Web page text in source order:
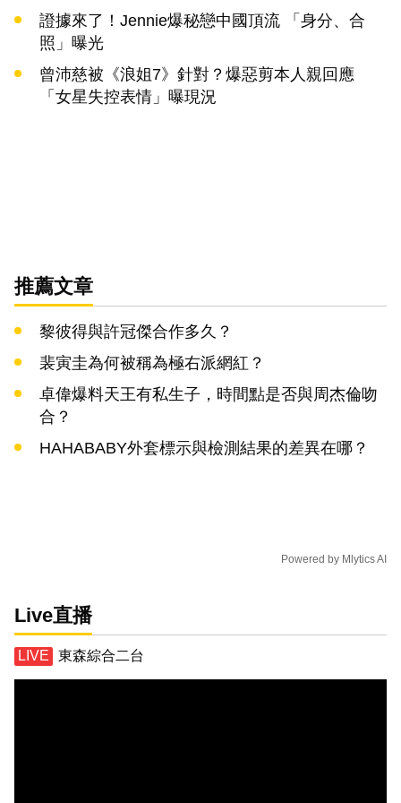
證據來了！Jennie爆秘戀中國頂流 「身分、合
照」曝光
曾沛慈被《浪姐7》針對？爆惡剪本人親回應
「女星失控表情」曝現況
推薦文章
黎彼得與許冠傑合作多久？
裴寅圭為何被稱為極右派網紅？
卓偉爆料天王有私生子，時間點是否與周杰倫吻
合？
HAHABABY外套標示與檢測結果的差異在哪？
Powered by Mlytics AI
Live直播
東森綜合二台